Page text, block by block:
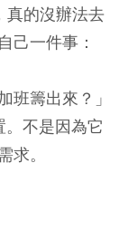
真的沒辦法去
己一件事：
班籌出來？」
。不是因為它
求。